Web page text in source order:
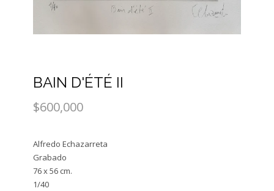
BAIN D'ÉTÉ II
$600,000
Alfredo Echazarreta
Grabado
76 x 56 cm.
1/40